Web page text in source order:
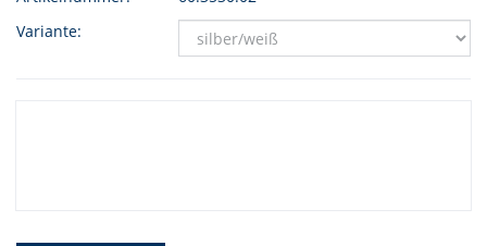
Variante: